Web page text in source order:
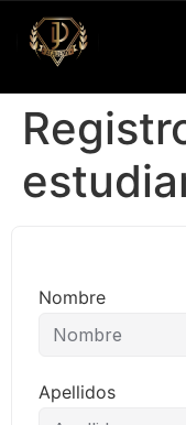
Nombre
Apellidos